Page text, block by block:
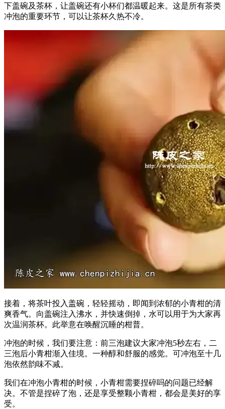
下盖碗及茶杯，让盖碗还有小杯们都温暖起来。这是所有茶类
冲泡的重要环节，可以让茶杯久热不冷。
接着，将茶叶投入盖碗，轻轻摇动，即闻到浓郁的小青柑的清
爽香气。向盖碗注入沸水，并快速倒掉，水可以用于为大家再
次温润茶杯。此举意在唤醒沉睡的柑普。
冲泡的时候，我们要注意：前三泡建议大家冲泡5秒左右，二
三泡后小青柑渐入佳境。一种醇和舒服的感觉。可冲泡至十几
泡依然韵味不减。
我们在冲泡小青柑的时候，小青柑需要捏碎吗的问题已经解
决。不管是捏碎了泡，还是享受整颗小青柑，都会是美好的享
受。